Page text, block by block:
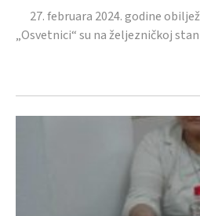
27. februara 2024. godine
„Osvetnici“ su na željezničkoj